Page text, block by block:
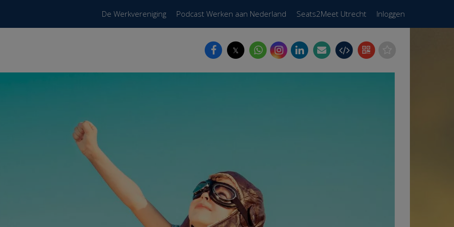
Inloggen
De Werkvereniging Podcast Werken aan Nederland Seats2Meet Utrecht
𝕏